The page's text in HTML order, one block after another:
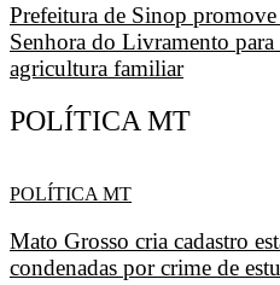
Prefeitura de Sinop
Senhora do Livramento
agricultura familiar
POLÍTICA MT
POLÍTICA MT
Mato Grosso cria cadastro
condenadas por crime de